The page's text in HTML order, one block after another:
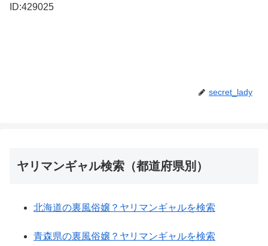
ID:429025
secret_lady
ヤリマンギャル検索（都道府県別）
北海道の裏風俗嬢？ヤリマンギャルを検索
青森県の裏風俗嬢？ヤリマンギャルを検索